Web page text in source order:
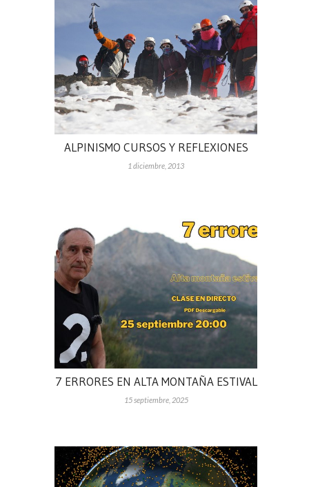
ALPINISMO CURSOS Y REFLEXIONES
1 diciembre, 2013
7 ERRORES EN ALTA MONTAÑA ESTIVAL
15 septiembre, 2025